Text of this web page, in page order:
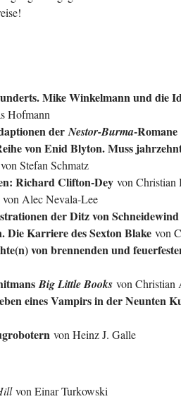
Mike Winkelmann und die
Hofmann
derNestor-Burma-Romane
von Enid Blyton. Muss
von Stefan Schmatz
Richard Clifton-Dey von Christian
von Alec Nevala-Lee
der Ditz von Schneidewind
Die Karriere des Sexton Blake von
von brennenden und
Big Little Books von Christian
eines Vampirs in der Neunten
von Heinz J. Galle
von Einar Turkowski